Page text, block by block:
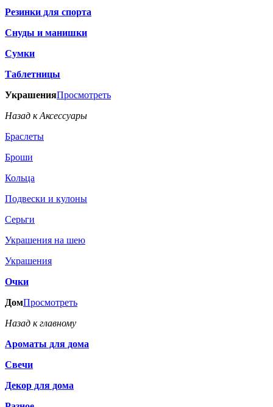
Резинки для спорта
Снуды и манишки
Сумки
Таблетницы
УкрашенияПросмотреть
Назад к Аксессуары
Браслеты
Броши
Кольца
Подвески и кулоны
Серьги
Украшения на шею
Украшения
Очки
ДомПросмотреть
Назад к главному
Ароматы для дома
Свечи
Декор для дома